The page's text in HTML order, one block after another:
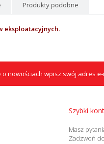
Produkty podobne
eksploatacyjnych.
nowościach wpisz swój adres e-
Szybki
Masz
Zadzwoń